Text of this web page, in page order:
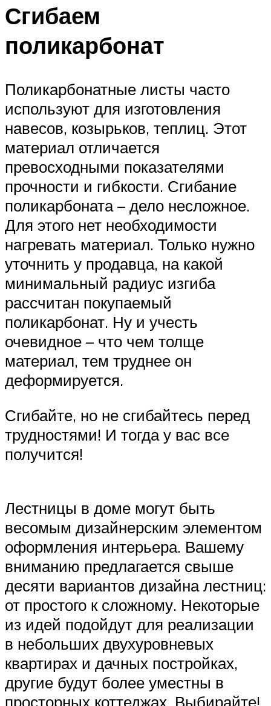
Сгибаем
поликарбонат
Поликарбонатные листы часто
используют для изготовления
навесов, козырьков, теплиц. Этот
материал отличается
превосходными показателями
прочности и гибкости. Сгибание
поликарбоната – дело несложное.
Для этого нет необходимости
нагревать материал. Только нужно
уточнить у продавца, на какой
минимальный радиус изгиба
рассчитан покупаемый
поликарбонат. Ну и учесть
очевидное – что чем толще
материал, тем труднее он
деформируется.
Сгибайте, но не сгибайтесь перед
трудностями! И тогда у вас все
получится!
Лестницы в доме могут быть
весомым дизайнерским элементом
оформления интерьера. Вашему
вниманию предлагается свыше
десяти вариантов дизайна лестниц:
от простого к сложному. Некоторые
из идей подойдут для реализации
в небольших двухуровневых
квартирах и дачных постройках,
другие будут более уместны в
просторных коттеджах. Выбирайте!